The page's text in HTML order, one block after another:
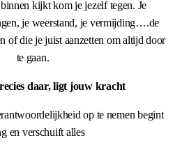
kijkt kom je jezelf tegen. Je
je weerstand, je vermijding….de
of die je juist aanzetten om altijd door
te gaan.
daar, ligt jouw kracht
op te nemen begint
en verschuift alles